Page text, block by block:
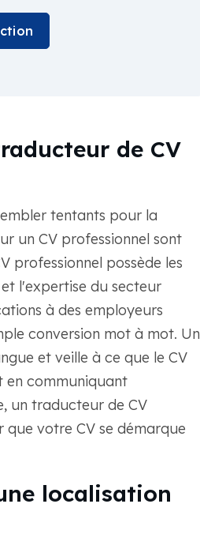
de CV
tentants pour la
un CV professionnel sont
professionnel possède les
l'expertise du secteur
à des employeurs
conversion mot à mot. Un
et veille à ce que le CV
communiquant
un traducteur de CV
que votre CV se démarque
localisation